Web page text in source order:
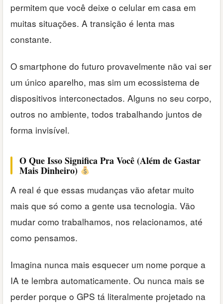
permitem que você deixe o celular em casa em
muitas situações. A transição é lenta mas
constante.
O smartphone do futuro provavelmente não vai ser
um único aparelho, mas sim um ecossistema de
dispositivos interconectados. Alguns no seu corpo,
outros no ambiente, todos trabalhando juntos de
forma invisível.
O Que Isso Significa Pra Você (Além de Gastar
Mais Dinheiro)
A real é que essas mudanças vão afetar muito
mais que só como a gente usa tecnologia. Vão
mudar como trabalhamos, nos relacionamos, até
como pensamos.
Imagina nunca mais esquecer um nome porque a
IA te lembra automaticamente. Ou nunca mais se
perder porque o GPS tá literalmente projetado na